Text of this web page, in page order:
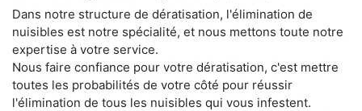
Dans notre structure de dératisation, l'élimination de
nuisibles est notre spécialité, et nous mettons toute notre
expertise à votre service.
Nous faire confiance pour votre dératisation, c'est mettre
toutes les probabilités de votre côté pour réussir
l'élimination de tous les nuisibles qui vous infestent.